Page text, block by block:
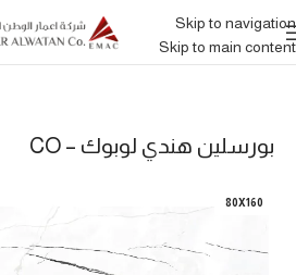
Skip to navigation
Skip to main content
بورسلين هندي لوبوك – CO
80X160